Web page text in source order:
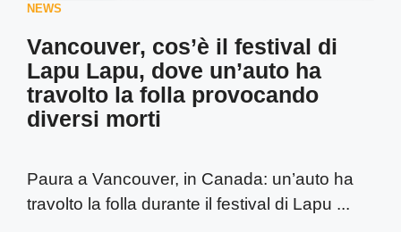
NEWS
Vancouver, cos’è il festival di
Lapu Lapu, dove un’auto ha
travolto la folla provocando
diversi morti
Paura a Vancouver, in Canada: un’auto ha
travolto la folla durante il festival di Lapu ...